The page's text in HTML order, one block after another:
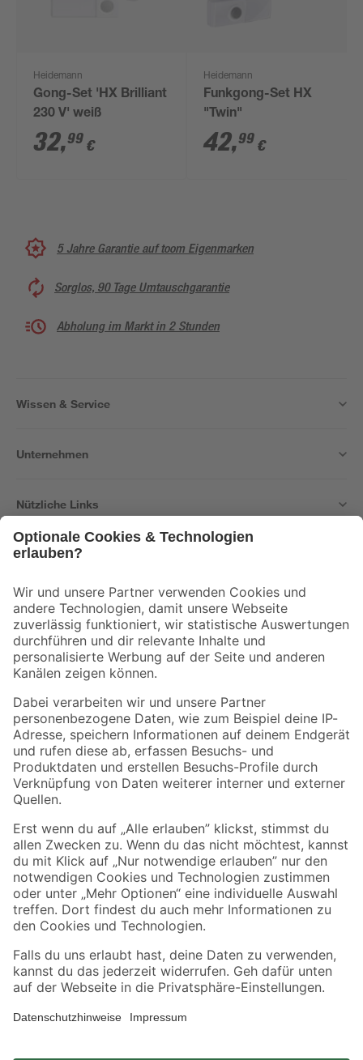
Heidemann
Gong-Set 'HX Brilliant
230 V' weiß
32,99 €
Heidemann
Funkgong-Set HX
"Twin"
42,99 €
5 Jahre Garantie auf toom Eigenmarken
Sorglos, 90 Tage Umtauschgarantie
Abholung im Markt in 2 Stunden
Wissen & Service
Unternehmen
Nützliche Links
Der toom Newsletter: Keine Angebote und Aktionen mehr verpassen!
Zur Newsletter Anmeldung
Folge uns
Zahlungsarten Versandarten
Sicher einkaufen
Jetzt die toom-App herunterladen
Alle Preisangaben in EUR inkl. gesetzl. MwSt.. Die dargestellten Angebote sind unter
Umständen nicht in allen Märkten verfügbar. Die angegebenen Verfügbarkeiten beziehen
Produkte nur solange der Vorrat reicht.
*Paketversand ab 59 € versandkostenfrei, gilt nicht für Artikel mit Speditionsversand, hier